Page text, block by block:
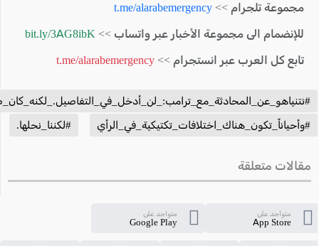
مجموعة تلجرام >> t.me/alarabemergency
للإنضمام الى مجموعة الأخبار عبر واتساب >> bit.ly/3AG8ibK
تابع كل العرب عبر انستجرام >> t.me/alarabemergency
#وأحياناً_تكون_هناك_اختلافات_تكتيكية_في_الرأي
#لكننا_نحلها.
مقالات متعلقة
متواجد على
App Store
متواجد على
Google Play